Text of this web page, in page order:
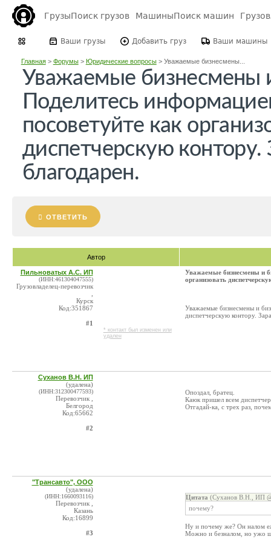
ГрузыПоиск грузов МашиныПоиск машин
Ваши грузы Добавить груз Ваши машины
Главная> Форумы> Юридические вопросы> Уважаемые бизнесмены...
Уважаемые бизнесмены
Поделитесь
посоветуйте как
диспетчерскую контору.
благодарен.
ОТВЕТИТЬ
Автор
Пильноватых А.С. ИП
(ИНН:461304047555)
Грузовладелец-перевозчик
Курск
Код:351867
#1
* контакт был изменен или
удален
Уважаемые бизнесмены и
организовать
Уважаемые бизнесмены и
диспетчерскую контору.
Суханов В.Н. ИП
(удалена)
(ИНН:312300477593)
Перевозчик ,
Белгород
Код:65662
#2
Опоздал, братец.
Каюк пришел всем
Отгадай-ка, с трех раз,
"Трансавто", ООО
(удалена)
(ИНН:1660093116)
Перевозчик ,
Казань
Код:16899
#3
Цитата (Суханов В.Н., ИП
почему?
Ну и почему же? Он налом
Можно и безналом, но ужо